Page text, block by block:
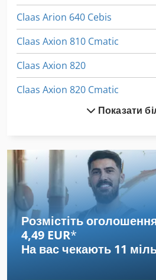
Claas Arion 640 Cebis
Claas Axion 810 Cmatic
Claas Axion 820
Claas Axion 820 Cmatic
Claas Axion 830 Cebis
Claas Axion 840 Cebis
Claas Axion 840 Cmatic
Claas Axion 850
Claas Lexion 405
Показати
Розмістіть
4,49 EUR*
На вас чекають 11